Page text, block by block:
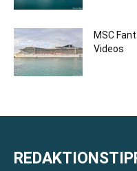
MSC
Videos